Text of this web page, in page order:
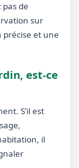
de
sur
précise et une
est-ce
S’il est
il